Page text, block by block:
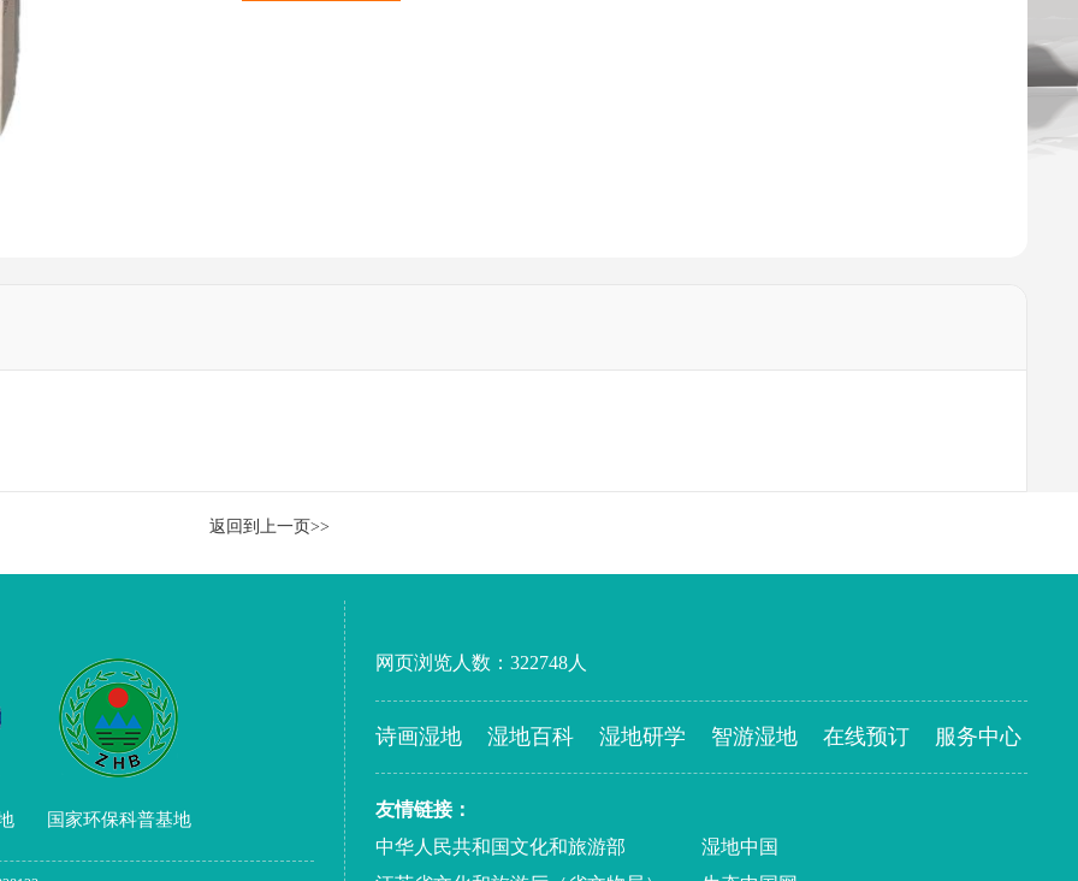
返回到上一页>>
国家环保科普基地
网页浏览人数： 322748人
诗画湿地 湿地百科 湿地研学 智游湿地 在线预订 服务中心
友情链接：
中华人民共和国文化和旅游部
湿地中国